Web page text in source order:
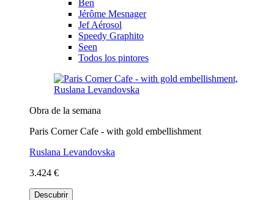
Ben
Jérôme Mesnager
Jef Aérosol
Speedy Graphito
Seen
Todos los pintores
Obra de la semana
Paris Corner Cafe - with gold embellishment
Ruslana Levandovska
3.424 €
Descubrir